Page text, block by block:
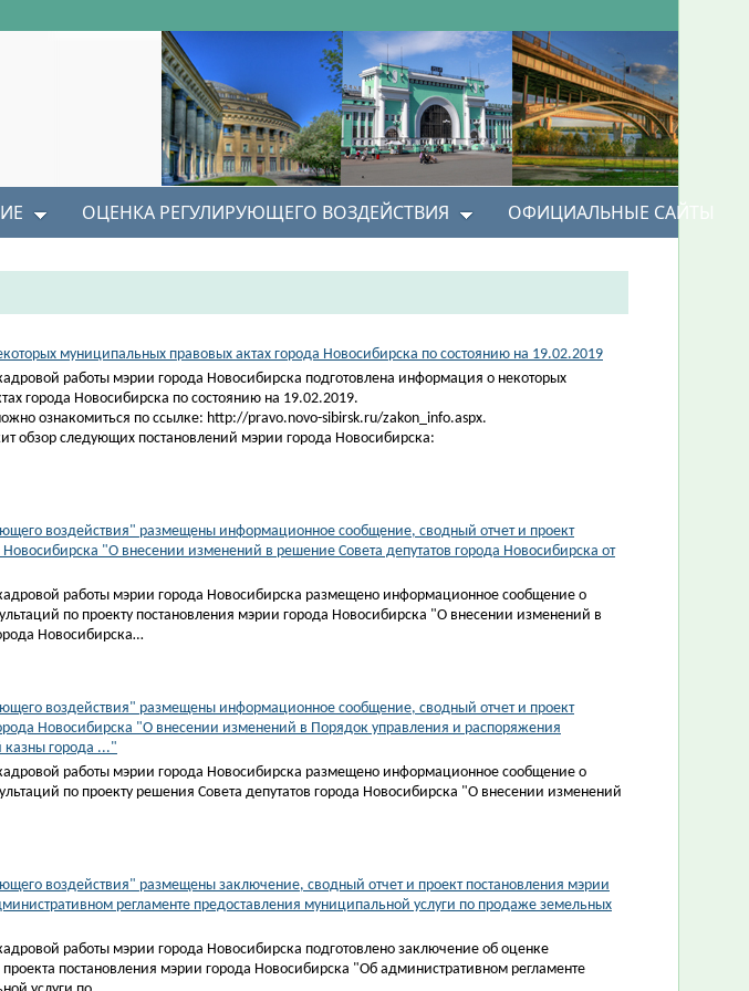
ОЦЕНКА РЕГУЛИРУЮЩЕГО ВОЗДЕЙСТВИЯ ОФИЦИАЛЬНЫЕ САЙТЫ
муниципальных правовых актах города Новосибирска по состоянию на 19.02.2019
работы мэрии города Новосибирска подготовлена информация о некоторых
города Новосибирска по состоянию на 19.02.2019.
ознакомиться по ссылке: http://pravo.novo-sibirsk.ru/zakon_info.aspx.
обзор следующих постановлений мэрии города Новосибирска:
воздействия" размещены информационное сообщение, сводный отчет и проект
"О внесении изменений в решение Совета депутатов города Новосибирска от
работы мэрии города Новосибирска размещено информационное сообщение о
по проекту постановления мэрии города Новосибирска "О внесении изменений в
Новосибирска…
воздействия" размещены информационное сообщение, сводный отчет и проект
Новосибирска "О внесении изменений в Порядок управления и распоряжения
города ..."
работы мэрии города Новосибирска размещено информационное сообщение о
по проекту решения Совета депутатов города Новосибирска "О внесении изменений
воздействия" размещены заключение, сводный отчет и проект постановления мэрии
регламенте предоставления муниципальной услуги по продаже земельных
работы мэрии города Новосибирска подготовлено заключение об оценке
постановления мэрии города Новосибирска "Об административном регламенте